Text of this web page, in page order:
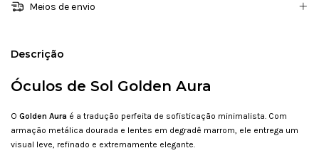
Meios de envio
Descrição
Óculos de Sol Golden Aura
O Golden Aura é a tradução perfeita de sofisticação minimalista. Com
armação metálica dourada e lentes em degradê marrom, ele entrega um
visual leve, refinado e extremamente elegante.